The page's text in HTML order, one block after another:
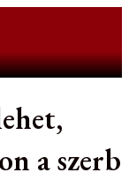
a szerb